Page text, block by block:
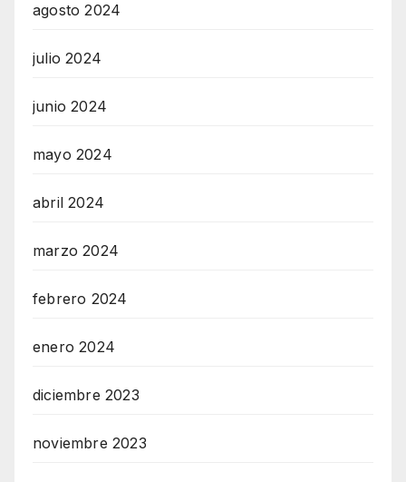
agosto 2024
julio 2024
junio 2024
mayo 2024
abril 2024
marzo 2024
febrero 2024
enero 2024
diciembre 2023
noviembre 2023